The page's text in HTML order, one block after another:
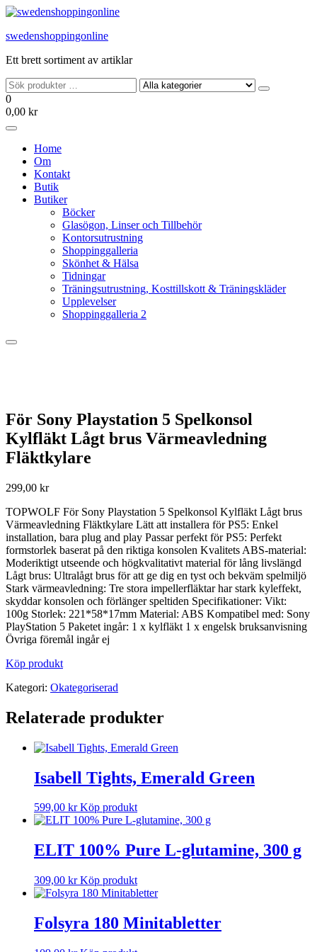
Hoppa
innehållet
swedenshoppingonline
Ett brett sortiment av artiklar
0
0,00 kr
Home
Om
Kontakt
Butik
Butiker
Böcker
Glasögon, Linser och Tillbehör
Kontorsutrustning
Shoppinggalleria
Skönhet & Hälsa
Tidningar
Träningsutrustning, Kosttillskott & Träningskläder
Upplevelser
Shoppinggalleria 2
För Sony Playstation 5 Spelkonsol
Kylfläkt Lågt brus Värmeavledning
Fläktkylare
299,00 kr
TOPWOLF För Sony Playstation 5 Spelkonsol Kylfläkt Lågt brus
Värmeavledning Fläktkylare Lätt att installera för PS5: Enkel
installation, bara plug and play Passar perfekt för PS5: Perfekt
formstorlek baserat på den riktiga konsolen Kvalitets ABS-material:
Moderiktigt utseende och högkvalitativt material för lång livslängd
Lågt brus: Ultralågt brus för att ge dig en tyst och bekväm spelmiljö
Stark värmeavledning: Tre stora impellerfläktar har stark kyleffekt,
skyddar konsolen och förlänger speltiden Specifikationer: Vikt:
100g Storlek: 221*58*17mm Material: ABS Kompatibel med: Sony
PlayStation 5 Paketet ingår: 1 x kylfläkt 1 x engelsk bruksanvisning
Övriga föremål ingår ej
Köp produkt
Kategori: Okategoriserad
Relaterade produkter
Isabell Tights, Emerald Green
599,00 kr Köp produkt
ELIT 100% Pure L-glutamine, 300 g
309,00 kr Köp produkt
Folsyra 180 Minitabletter